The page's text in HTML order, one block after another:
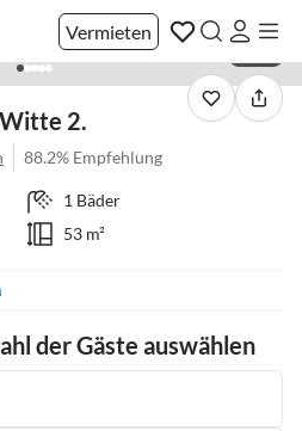
Vermieten
2.
88.2% Empfehlung
1 Bäder
53 m²
der Gäste auswählen